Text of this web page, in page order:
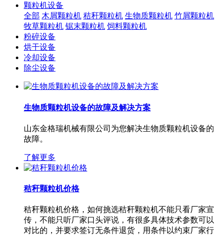
颗粒机设备
全部 木屑颗粒机 秸秆颗粒机 生物质颗粒机 竹屑颗粒机
牧草颗粒机 锯末颗粒机 饲料颗粒机
粉碎设备
烘干设备
冷却设备
除尘设备
生物质颗粒机设备的故障及解决方案
山东金格瑞机械有限公司为您解决生物质颗粒机设备的
故障。
了解更多
秸秆颗粒机价格
秸秆颗粒机价格，如何挑选秸秆颗粒机不能只看厂家宣
传，不能只听厂家口头评说，有很多具体技术参数可以
对比的，并要求签订无条件退货，用条件以约束厂家行